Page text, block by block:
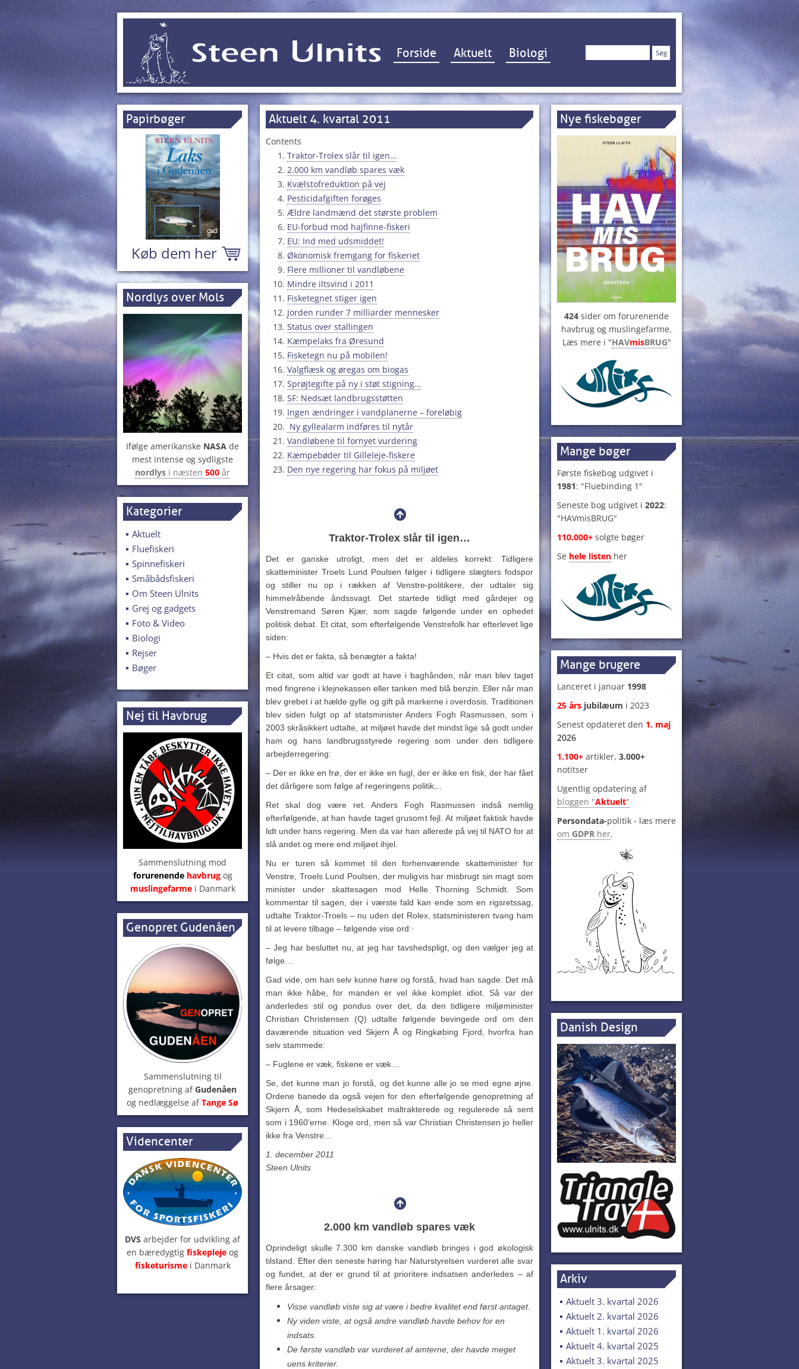
Hop til indhold
Forside Aktuelt Biologi Søg
Papirbøger
Køb dem her
Nordlys over Mols
Ifølge amerikanske NASA de
mest intense og sydligste
nordlys i næsten 500 år
Kategorier
Aktuelt
Fluefiskeri
Spinnefiskeri
Småbådsfiskeri
Om Steen Ulnits
Grej og gadgets
Foto & Video
Biologi
Rejser
Bøger
Nej til Havbrug
Sammenslutning mod
forurenendehavbrugog
muslingefarmei Danmark
Genopret Gudenåen
Sammenslutning til
genopretning afGudenåen
og nedlæggelse afTange Sø
Videncenter
DVS arbejder for udvikling af
en bæredygtig fiskepleje og
fisketurisme i Danmark
Aktuelt 4. kvartal 2011
Contents
Traktor-Trolex slår til igen…
2.000 km vandløb spares væk
Kvælstofreduktion på vej
Pesticidafgiften forøges
Ældre landmænd det største problem
EU-forbud mod hajfinne-fiskeri
EU: Ind med udsmiddet!
Økonomisk fremgang for fiskeriet
Flere millioner til vandløbene
Mindre iltsvind i 2011
Fisketegnet stiger igen
Jorden runder 7 milliarder mennesker
Status over stallingen
Kæmpelaks fra Øresund
Fisketegn nu på mobilen!
Valgflæsk og øregas om biogas
Sprøjtegifte på ny i støt stigning…
SF: Nedsæt landbrugsstøtten
Ingen ændringer i vandplanerne – foreløbig
Ny gyllealarm indføres til nytår
Vandløbene til fornyet vurdering
Kæmpebøder til Gilleleje-fiskere
Den nye regering har fokus på miljøet
Traktor-Trolex slår til igen…
Det er ganske utroligt, men det er aldeles korrekt: Tidligere
skatteminister Troels Lund Poulsen følger i tidligere slægters fodspor
og stiller nu op i rækken af Venstre-politikere, der udtaler sig
himmelråbende åndssvagt. Det startede tidligt med gårdejer og
Venstremand Søren Kjær, som sagde følgende under en ophedet
politisk debat. Et citat, som efterfølgende Venstrefolk har efterlevet lige
siden:
– Hvis det er fakta, så benægter a fakta!
Et citat, som altid var godt at have i baghånden, når man blev taget
med fingrene i klejnekassen eller tanken med blå benzin. Eller når man
blev grebet i at hælde gylle og gift på markerne i overdosis. Traditionen
blev siden fulgt op af statsminister Anders Fogh Rasmussen, som i
2003 skråsikkert udtalte, at miljøet havde det mindst lige så godt under
ham og hans landbrugsstyrede regering som under den tidligere
arbejderregering:
– Der er ikke en frø, der er ikke en fugl, der er ikke en fisk, der har fået
det dårligere som følge af regeringens politik…
Ret skal dog være ret. Anders Fogh Rasmussen indså nemlig
efterfølgende, at han havde taget grusomt fejl. At miljøet faktisk havde
lidt under hans regering. Men da var han allerede på vej til NATO for at
slå andet og mere end miljøet ihjel.
Nu er turen så kommet til den forhenværende skatteminister for
Venstre, Troels Lund Poulsen, der muligvis har misbrugt sin magt som
minister under skattesagen mod Helle Thorning Schmidt. Som
kommentar til sagen, der i værste fald kan ende som en rigsretssag,
udtalte Traktor-Troels – nu uden det Rolex, statsministeren tvang ham
til at levere tilbage – følgende vise ord:·
– Jeg har besluttet nu, at jeg har tavshedspligt, og den vælger jeg at
følge…
Gad vide, om han selv kunne høre og forstå, hvad han sagde. Det må
man ikke håbe, for manden er vel ikke komplet idiot. Så var der
anderledes stil og pondus over det, da den tidligere miljøminister
Christian Christensen (Q) udtalte følgende bevingede ord om den
daværende situation ved Skjern Å og Ringkøbing Fjord, hvorfra han
selv stammede:
– Fuglene er væk, fiskene er væk…
Se, det kunne man jo forstå, og det kunne alle jo se med egne øjne.
Ordene banede da også vejen for den efterfølgende genopretning af
Skjern Å, som Hedeselskabet maltrakterede og regulerede så sent
som i 1960’erne. Kloge ord, men så var Christian Christensen jo heller
ikke fra Venstre…
1. december 2011
Steen Ulnits
2.000 km vandløb spares væk
Oprindeligt skulle 7.300 km danske vandløb bringes i god økologisk
tilstand. Efter den seneste høring har Naturstyrelsen vurderet alle svar
og fundet, at der er grund til at prioritere indsatsen anderledes – af
flere årsager:
Visse vandløb viste sig at være i bedre kvalitet end først antaget.
Ny viden viste, at også andre vandløb havde behov for en
indsats.
De første vandløb var vurderet af amterne, der havde meget
uens kriterier.
Nye fiskebøger
424 sider om forurenende
havbrug og muslingefarme.
Læs mere i "HAVmisBRUG"
Mange bøger
Første fiskebog udgivet i
1981: "Fluebinding 1"
Seneste bog udgivet i 2022:
"HAVmisBRUG"
110.000+ solgte bøger
Se hele listen her
Mange brugere
Lanceret i januar 1998
25 års jubilæum i 2023
Senest opdateret den 1. maj
2026
1.100+ artikler, 3.000+
notitser
Ugentlig opdatering af
bloggen "Aktuelt"
Persondata-politik - læs mere
om GDPR her.
Danish Design
Arkiv
Aktuelt 3. kvartal 2026
Aktuelt 2. kvartal 2026
Aktuelt 1. kvartal 2026
Aktuelt 4. kvartal 2025
Aktuelt 3. kvartal 2025